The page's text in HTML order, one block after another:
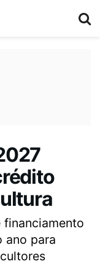
financiamento
ano para